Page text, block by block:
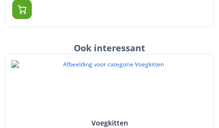
Ook interessant
Voegkitten